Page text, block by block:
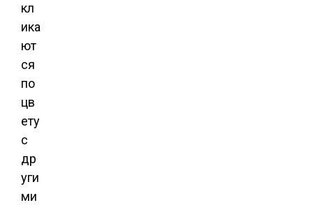
кл
ика
ют
ся
по
цв
ету
с
др
уги
ми